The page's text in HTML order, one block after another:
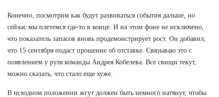
Конечно, посмотрим как будут развиваться события дальше, но
сейчас мы плетемся где-то в конце. И на этом фоне не исключено,
что показатель запасов вновь продемонстрирует рост. Он добавил,
что 15 сентября подаст прошение об отставке. Связываю это с
появлением у руля команды Андрея Кобелева. Все свищи текут,
можно сказать, что стало еще хуже.
В исходном положении жгут должен быть немного натянут, чтобы